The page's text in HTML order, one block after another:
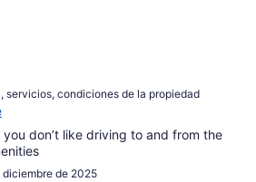
servicios, condiciones de la propiedad
don’t like driving to and from the
diciembre de 2025